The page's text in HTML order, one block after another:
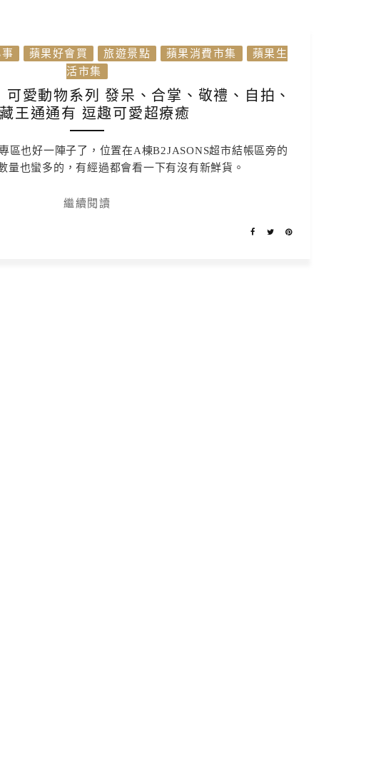
蘋果好會買 旅遊景點 蘋果消費市集
蘋果生
活市集
可愛動物系列 發呆、合掌、敬禮、自拍、
王通通有 逗趣可愛超療癒
區也好一陣子了，位置在A棟B2JASONS超市結帳區旁的
量也蠻多的，有經過都會看一下有沒有新鮮貨。
繼續閱讀